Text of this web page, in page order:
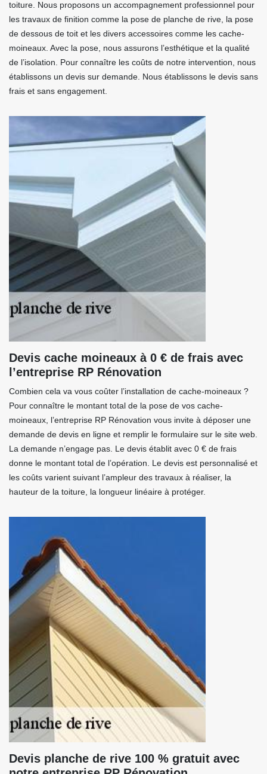
toiture. Nous proposons un accompagnement professionnel pour
les travaux de finition comme la pose de planche de rive, la pose
de dessous de toit et les divers accessoires comme les cache-
moineaux. Avec la pose, nous assurons l’esthétique et la qualité
de l’isolation. Pour connaître les coûts de notre intervention, nous
établissons un devis sur demande. Nous établissons le devis sans
frais et sans engagement.
Devis cache moineaux à 0 € de frais avec
l’entreprise RP Rénovation
Combien cela va vous coûter l’installation de cache-moineaux ?
Pour connaître le montant total de la pose de vos cache-
moineaux, l’entreprise RP Rénovation vous invite à déposer une
demande de devis en ligne et remplir le formulaire sur le site web.
La demande n’engage pas. Le devis établit avec 0 € de frais
donne le montant total de l’opération. Le devis est personnalisé et
les coûts varient suivant l’ampleur des travaux à réaliser, la
hauteur de la toiture, la longueur linéaire à protéger.
Devis planche de rive 100 % gratuit avec